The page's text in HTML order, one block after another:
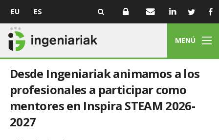
EU ES
MENÚ
Desde Ingeniariak animamos a los
profesionales a participar como
mentores en Inspira STEAM 2026-
2027